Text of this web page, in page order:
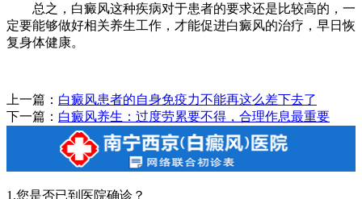
总之，白癜风这种疾病对于患者的要求还是比较高的，一
定要能够做好相关养生工作，才能促进白癜风的治疗，早日恢
复身体健康。
上一篇： 白癜风患者的自身免疫力不能再这么差下去了
下一篇： 白癜风养生：过度劳累要不得，合理作息最重要
1.您是否已到医院确诊？